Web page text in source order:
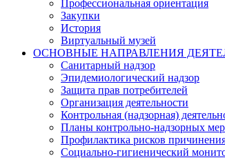
Профессиональная ориентация
Закупки
История
Виртуальный музей
ОСНОВНЫЕ НАПРАВЛЕНИЯ
Санитарный надзор
Эпидемиологический надзор
Защита прав потребителей
Организация деятельности
Контрольная (надзорная)
Планы контрольно-надзорных
Профилактика рисков
Социально-гигиенический